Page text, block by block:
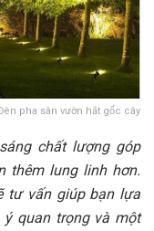
pha sân vườn hắt gốc cây
chất lượng góp
thêm lung linh hơn.
tư vấn giúp bạn lựa
quan trọng và một